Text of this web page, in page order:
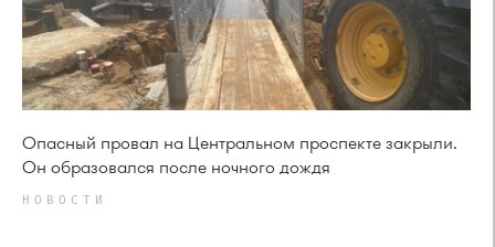
Опасный провал на Центральном проспекте закрыли.
Он образовался после ночного дождя
НОВОСТИ